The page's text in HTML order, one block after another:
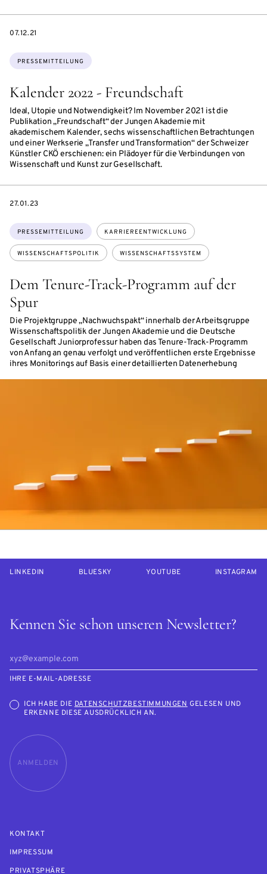
Kalender 2022 - Freundschaft
Ideal, Utopie und Notwendigkeit? Im November 2021 ist die
Publikation „Freundschaft“ der Jungen Akademie mit
akademischem Kalender, sechs wissenschaftlichen Betrachtungen
und einer Werkserie „Transfer und Transformation“ der Schweizer
Künstler CKÖ erschienen: ein Plädoyer für die Verbindungen von
Wissenschaft und Kunst zur Gesellschaft.
Themen:
PRESSEMITTEILUNG
DATE
07.12.21
Dem Tenure-Track-Programm auf der
Spur
Die Projektgruppe „Nachwuchspakt“ innerhalb der Arbeitsgruppe
Wissenschaftspolitik der Jungen Akademie und die Deutsche
Gesellschaft Juniorprofessur haben das Tenure-Track-Programm
von Anfang an genau verfolgt und veröffentlichen erste Ergebnisse
ihres Monitorings auf Basis einer detaillierten Datenerhebung
Themen:
PRESSEMITTEILUNG KARRIEREENTWICKLUNG
WISSENSCHAFTSPOLITIK WISSENSCHAFTSSYSTEM
DATE
27.01.23
Kennen Sie schon unseren Newsletter?
IHRE E-MAIL-ADRESSE
ICH HABE DIEDATENSCHUTZBESTIMMUNGENGELESEN UND
ERKENNE DIESE AUSDRÜCKLICH AN.
ANMELDEN
LINKEDIN BLUESKY YOUTUBE INSTAGRAM
KONTAKT
IMPRESSUM
PRIVATSPHÄRE